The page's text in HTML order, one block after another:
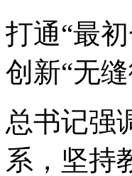
打通“最
创新“无
总书记强
系，坚持